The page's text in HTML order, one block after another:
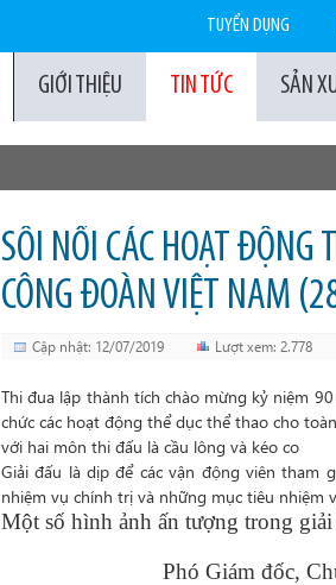
GIỚI THIỆU TIN TỨC SẢN
TUYỂN DỤNG
SÔI NỔI CÁC HOẠT
CÔNG ĐOÀN VIỆT NAM
Cập nhật: 12/07/2019 Lượt xem: 2.778
Thi đua lập thành tích chào mừng kỷ niệm
chức các hoạt động thể dục thể thao cho
với hai môn thi đấu là cầu lông và kéo co
Giải đấu là dịp để các vận động viên tham
nhiệm vụ chính trị và những mục tiêu nhiệm
Một số hình ảnh ấn tượng trong giải
Phó Giám đốc,